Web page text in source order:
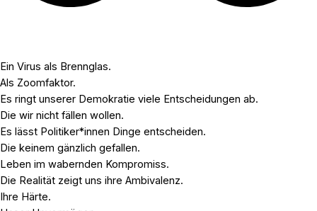
Ein Virus als Brennglas.
Als Zoomfaktor.
Es ringt unserer Demokratie viele Entscheidungen ab.
Die wir nicht fällen wollen.
Es lässt Politiker*innen Dinge entscheiden.
Die keinem gänzlich gefallen.
Leben im wabernden Kompromiss.
Die Realität zeigt uns ihre Ambivalenz.
Ihre Härte.